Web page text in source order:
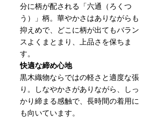
分に柄が配される「六通（ろくつ
う）」柄。華やかさはありながらも
抑えめで、どこに柄が出てもバラン
スよくまとまり、上品さを保ちま
す。
快適な締め心地
黒木織物ならではの軽さと適度な張
り。しなやかさがありながら、しっ
かり締まる感触で、長時間の着用に
も向いています。